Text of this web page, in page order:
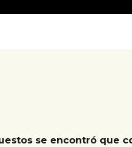
se encontró que